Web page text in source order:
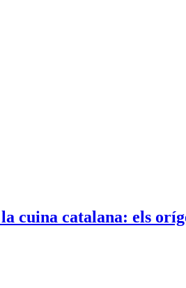
cuina catalana: els